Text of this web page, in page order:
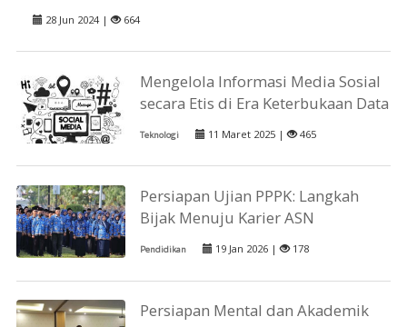
28 Jun 2024 | 664
Mengelola Informasi Media Sosial
secara Etis di Era Keterbukaan Data
Teknologi 11 Maret 2025 | 465
Persiapan Ujian PPPK: Langkah
Bijak Menuju Karier ASN
Pendidikan 19 Jan 2026 | 178
Persiapan Mental dan Akademik